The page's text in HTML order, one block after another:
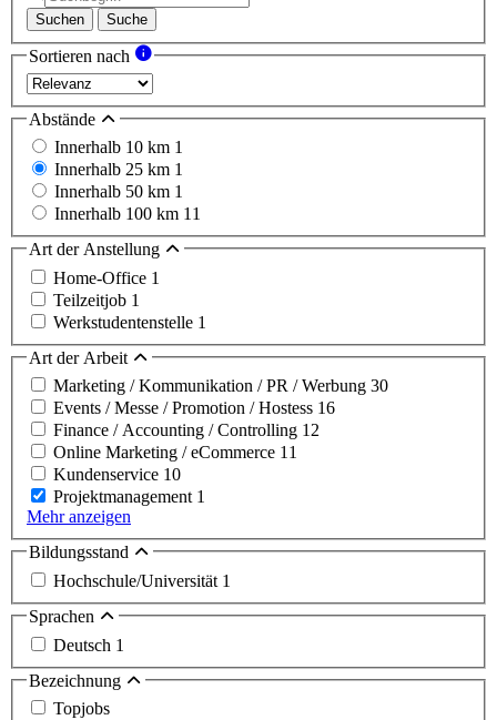
Suchen Suche
Sortieren nach
Abstände
Innerhalb 10 km 1
Innerhalb 25 km 1
Innerhalb 50 km 1
Innerhalb 100 km 11
Art der Anstellung
Home-Office 1
Teilzeitjob 1
Werkstudentenstelle 1
Art der Arbeit
Marketing / Kommunikation / PR / Werbung 30
Events / Messe / Promotion / Hostess 16
Finance / Accounting / Controlling 12
Online Marketing / eCommerce 11
Kundenservice 10
Projektmanagement 1
Mehr anzeigen
Bildungsstand
Hochschule/Universität 1
Sprachen
Deutsch 1
Bezeichnung
Topjobs